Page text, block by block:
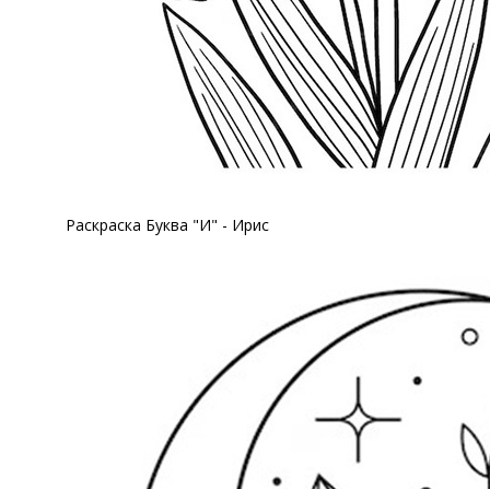
Раскраска Буква "И" - Ирис